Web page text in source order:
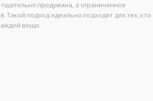
продумана, а ограниченное
Такой подход идеально подходит для тех, кто
вещи.